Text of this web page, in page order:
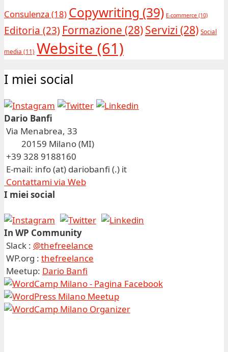
Consulenza (18) Copywriting (39) E-commerce (10)
Editoria (23) Formazione (28)Servizi (28) Social
media (11) Website (61)
I miei social
Dario Banfi
Via Menabrea, 33
20159 Milano (MI)
+39 328 9188160
E-mail: info (at) dariobanfi (.) it
Contattami via Web
I miei social
In WP Community
Slack : @thefreelance
WP.org : thefreelance
Meetup: Dario Banfi